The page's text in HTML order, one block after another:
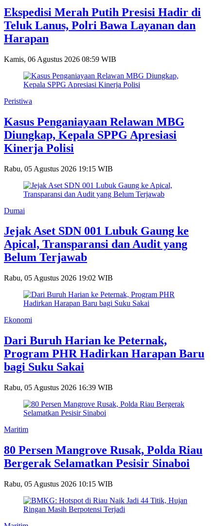
Ekspedisi Merah Putih Presisi Hadir di
Teluk Lanus, Polri Bawa Layanan dan
Harapan
Kamis, 06 Agustus 2026 08:59 WIB
Peristiwa
Kasus Penganiayaan Relawan MBG
Diungkap, Kepala SPPG Apresiasi
Kinerja Polisi
Rabu, 05 Agustus 2026 19:15 WIB
Dumai
Jejak Aset SDN 001 Lubuk Gaung ke
Apical, Transparansi dan Audit yang
Belum Terjawab
Rabu, 05 Agustus 2026 19:02 WIB
Ekonomi
Dari Buruh Harian ke Peternak,
Program PHR Hadirkan Harapan Baru
bagi Suku Sakai
Rabu, 05 Agustus 2026 16:39 WIB
Maritim
80 Persen Mangrove Rusak, Polda Riau
Bergerak Selamatkan Pesisir Sinaboi
Rabu, 05 Agustus 2026 10:15 WIB